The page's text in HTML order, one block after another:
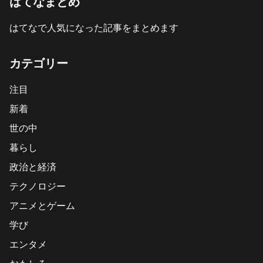
はてなで人気になった記事をまとめます
カテゴリー
注目
新着
世の中
暮らし
政治と経済
テクノロジー
アニメとゲーム
学び
エンタメ